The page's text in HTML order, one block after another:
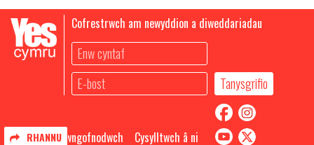
RHANNU
Cofrestrwch am newyddion a diweddariadau
Mewngofnodwch Cysylltwch â ni